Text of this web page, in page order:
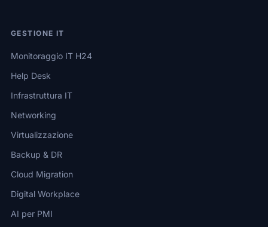
GESTIONE IT
Monitoraggio IT H24
Help Desk
Infrastruttura IT
Networking
Virtualizzazione
Backup & DR
Cloud Migration
Digital Workplace
AI per PMI